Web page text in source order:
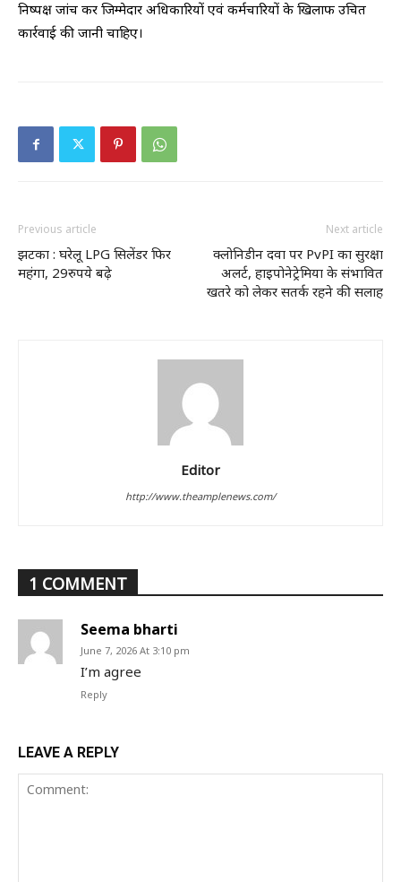
निष्पक्ष जांच कर जिम्मेदार अधिकारियों एवं कर्मचारियों के खिलाफ उचित
कार्रवाई की जानी चाहिए।
Previous article
झटका : घरेलू LPG सिलेंडर फिर
महंगा, 29रुपये बढ़े
Next article
क्लोनिडीन दवा पर PvPI का सुरक्षा
अलर्ट, हाइपोनेट्रेमिया के संभावित
खतरे को लेकर सतर्क रहने की सलाह
Editor
http://www.theamplenews.com/
1 COMMENT
Seema bharti
June 7, 2026 At 3:10 pm
I’m agree
Reply
LEAVE A REPLY